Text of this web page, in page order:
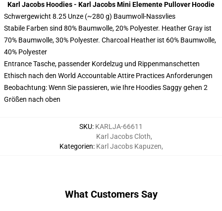
Karl Jacobs Hoodies - Karl Jacobs Mini Elemente Pullover Hoodie
Schwergewicht 8.25 Unze (~280 g) Baumwoll-Nassvlies
Stabile Farben sind 80% Baumwolle, 20% Polyester. Heather Gray ist
70% Baumwolle, 30% Polyester. Charcoal Heather ist 60% Baumwolle,
40% Polyester
Entrance Tasche, passender Kordelzug und Rippenmanschetten
Ethisch nach den World Accountable Attire Practices Anforderungen
Beobachtung: Wenn Sie passieren, wie Ihre Hoodies Saggy gehen 2
Größen nach oben
SKU: KARLJA-66611
Kategorien:
Karl Jacobs Cloth,
Karl Jacobs Kapuzen,
What Customers Say